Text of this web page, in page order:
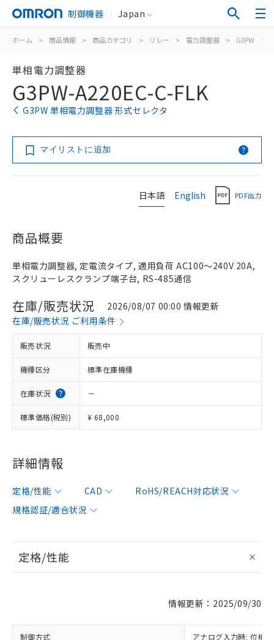
制御機器 Japan
ホーム > 商品情報 > 商品カテゴリ > リレー > 電力調整器 > G3PW >
単相電力調整器
G3PW-A220EC-C-FLK
G3PW 単相電力調整器 形式セレクタ
マイリストに追加
日本語 English PDF出力
商品概要
単相電力調整器, 定電流タイプ, 適用負荷 AC100～240V 20A,
スクリューレスクランプ端子台, RS-485通信
在庫/販売状況
2026/08/07 00:00 情報更新
在庫/販売状況 ご利用条件
販売状況 販売中
機種区分 標準在庫機種
在庫状況 －
標準価格(税別) ¥ 68,000
詳細情報
定格/性能 CAD
RoHS/REACH対応状況
規格認証/適合状況
定格/性能
情報更新：2025/09/30
制御方式
アナログ入力時: 位相